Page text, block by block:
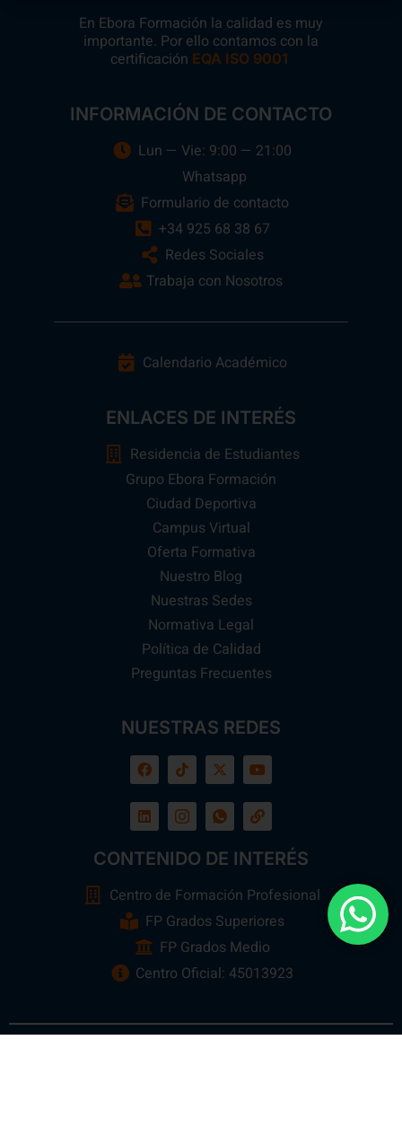
En Ebora Formación la calidad es muy
importante. Por ello contamos con la
certificación EQA ISO 9001
INFORMACIÓN DE CONTACTO
Lun — Vie: 9:00 — 21:00
Whatsapp
Formulario de contacto
+34 925 68 38 67
Redes Sociales
Trabaja con Nosotros
Calendario Académico
ENLACES DE INTERÉS
Residencia de Estudiantes
Grupo Ebora Formación
Ciudad Deportiva
Campus Virtual
Oferta Formativa
Nuestro Blog
Nuestras Sedes
Normativa Legal
Política de Calidad
Preguntas Frecuentes
NUESTRAS REDES
CONTENIDO DE INTERÉS
Centro de Formación Profesional
FP Grados Superiores
FP Grados Medio
Centro Oficial: 45013923